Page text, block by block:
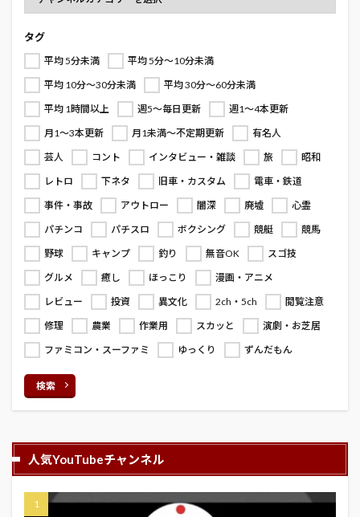
タグ
平均 5分未満
平均 5分～10分未満
平均 10分～30分未満
平均 30分～60分未満
平均 1時間以上
週5～毎日更新
週1～4本更新
月1～3本更新
月1未満～不定期更新
有名人
芸人
コント インタビュー・雑談 旅
昭和
レトロ
下ネタ 旧車・カスタム
電車・鉄道
事件・事故
アウトロー 闇深 廃墟
心霊
パチンコ
パチスロ ボクシング 競艇
競馬
野球
キャンプ 釣り 無音OK
スゴ技
グルメ
癒し ほっこり
漫画・アニメ
レビュー
投資 異文化 2ch・5ch
閲覧注意
修理
農業 作業用 スカッと
演劇・お芝居
ファミコン・スーファミ
ゆっくり ずんだもん
検索
人気YouTubeチャンネル